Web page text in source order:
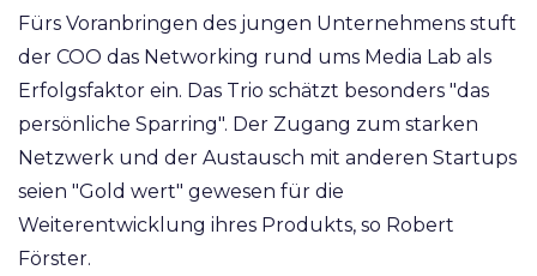
Fürs Voranbringen des jungen Unternehmens stuft
der COO das Networking rund ums Media Lab als
Erfolgsfaktor ein. Das Trio schätzt besonders "das
persönliche Sparring". Der Zugang zum starken
Netzwerk und der Austausch mit anderen Startups
seien "Gold wert" gewesen für die
Weiterentwicklung ihres Produkts, so Robert
Förster.